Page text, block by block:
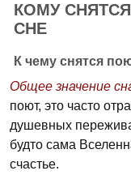
КОМУ
СНЕ
К чему снятся
Общее значение
поют, это часто
душевных
будто сама
счастье.